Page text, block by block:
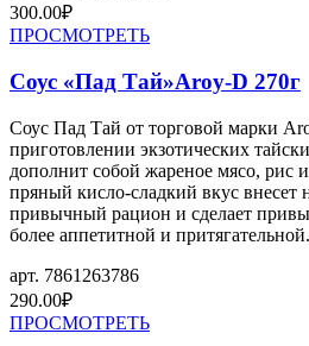
300.00₽
ПРОСМОТРЕТЬ
Соус «Пад Тай»Aroy-D 270г
Соус Пад Тай от торговой марки
приготовлении экзотических
дополнит собой жареное мясо, рис
пряный кисло-сладкий вкус внесет
привычный рацион и сделает
более аппетитной и притягательной.
арт. 7861263786
290.00₽
ПРОСМОТРЕТЬ